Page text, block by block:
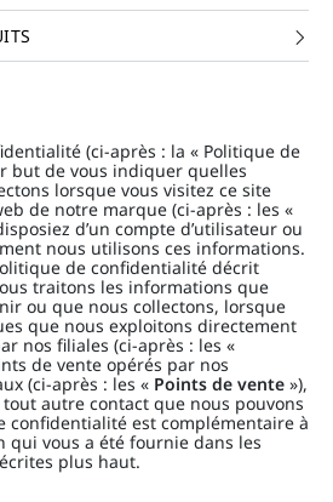
(ci-après : la « Politique de
but de vous indiquer quelles
lorsque vous visitez ce site
de notre marque (ci-après : les «
d’un compte d’utilisateur ou
nous utilisons ces informations.
de confidentialité décrit
traitons les informations que
ou que nous collectons, lorsque
que nous exploitons directement
nos filiales (ci-après : les «
de vente opérés par nos
(ci-après : les « Points de vente »),
autre contact que nous pouvons
confidentialité est complémentaire à
vous a été fournie dans les
plus haut.